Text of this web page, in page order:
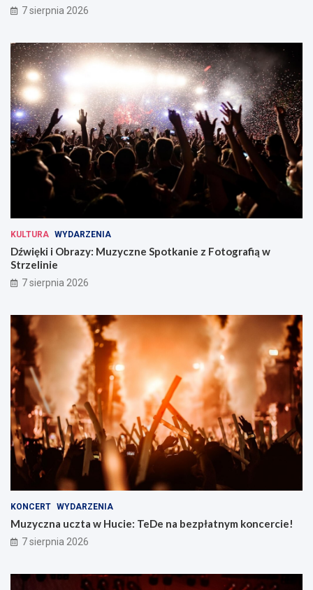
7 sierpnia 2026
KULTURA WYDARZENIA
Dźwięki i Obrazy: Muzyczne Spotkanie z Fotografią w
Strzelinie
7 sierpnia 2026
KONCERT WYDARZENIA
Muzyczna uczta w Hucie: TeDe na bezpłatnym koncercie!
7 sierpnia 2026